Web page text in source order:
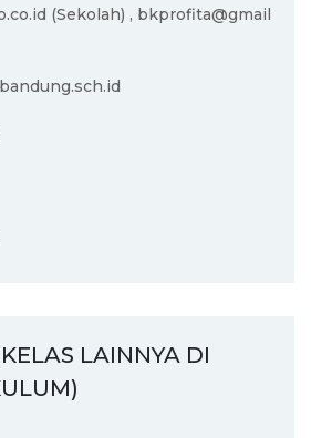
(Sekolah) , bkprofita@gmail
LAINNYA DI